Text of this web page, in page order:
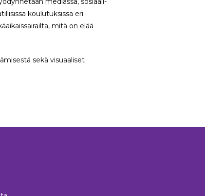
koulutuksissa eri
mitä on elää
sekä visuaaliset